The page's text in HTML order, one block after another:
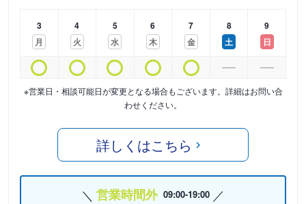
3
月
4
火
5
水
6
木
7
金
8
土
9
日
※営業日・相談可能日が変更となる場合もございます。詳細はお問い合
わせください。
詳しくはこちら
営業時間外 09:00-19:00